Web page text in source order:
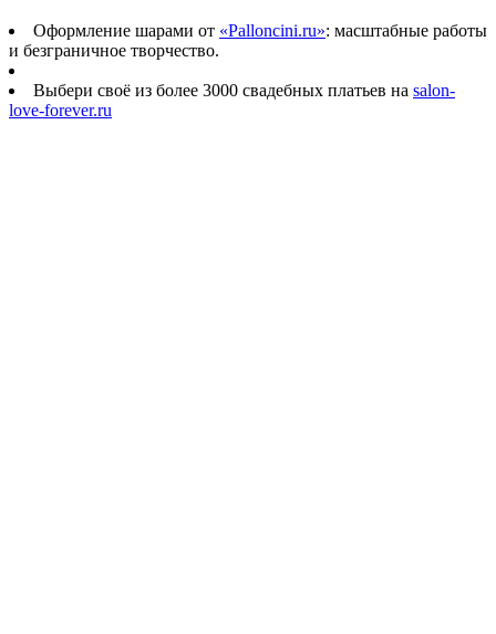
Оформление шарами от «Palloncini.ru»: масштабные работы
и безграничное творчество.
Выбери своё из более 3000 свадебных платьев на salon-
love-forever.ru